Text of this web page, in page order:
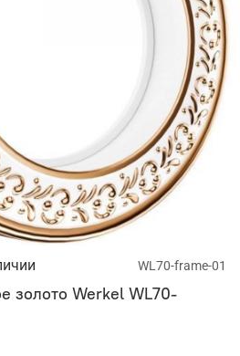
WL70-frame-01
золото Werkel WL70-